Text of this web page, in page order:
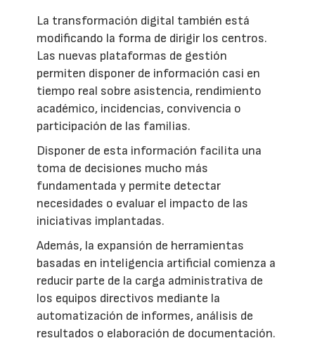
La transformación digital también está
modificando la forma de dirigir los centros.
Las nuevas plataformas de gestión
permiten disponer de información casi en
tiempo real sobre asistencia, rendimiento
académico, incidencias, convivencia o
participación de las familias.
Disponer de esta información facilita una
toma de decisiones mucho más
fundamentada y permite detectar
necesidades o evaluar el impacto de las
iniciativas implantadas.
Además, la expansión de herramientas
basadas en inteligencia artificial comienza a
reducir parte de la carga administrativa de
los equipos directivos mediante la
automatización de informes, análisis de
resultados o elaboración de documentación.